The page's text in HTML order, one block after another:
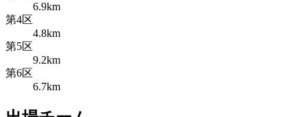
6.9km
第4区
4.8km
第5区
9.2km
第6区
6.7km